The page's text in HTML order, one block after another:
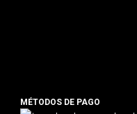
MÉTODOS DE PAGO